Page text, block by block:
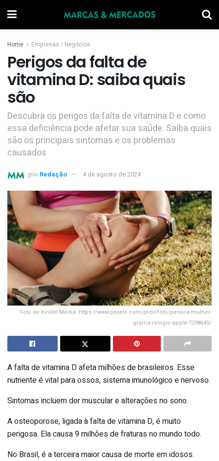
Home Empresas / Negócios
Perigos da falta de
vitamina D: saiba quais
são
Descubra os perigos da falta de vitamina D e como
essa deficiência pode afetar sua saúde. Saiba quais
são os principais sintomas e os problemas
causados
por Redação 4 de agosto de 2024
Foto de Kindel Media: https://www.pexels.com/pt-br/foto/pessoa-mulher-
grama-relogio-apple-7298645/
A falta de vitamina D afeta milhões de brasileiros. Esse
nutriente é vital para ossos, sistema imunológico e nervoso.
Sintomas incluem dor muscular e alterações no sono.
A osteoporose, ligada à falta de vitamina D, é muito
perigosa. Ela causa 9 milhões de fraturas no mundo todo.
No Brasil, é a terceira maior causa de morte em idosos.